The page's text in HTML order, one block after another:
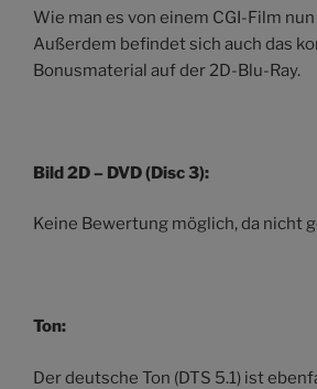
Wie man es von einem CGI-Film
Außerdem befindet sich auch das
Bonusmaterial auf der 2D-Blu-Ray.
Bild 2D – DVD (Disc 3):
Keine Bewertung möglich, da nicht
Ton:
Der deutsche Ton (DTS 5.1) ist